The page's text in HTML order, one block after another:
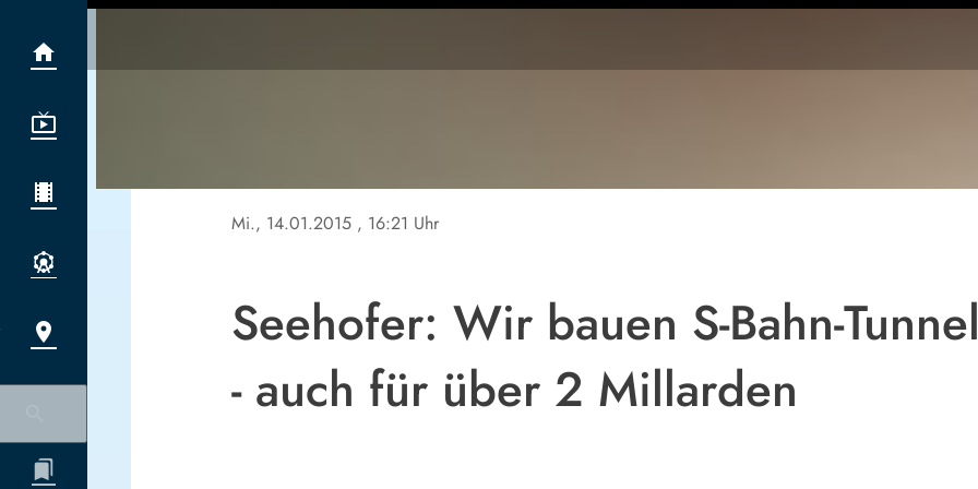
Mi., 14.01.2015 , 16:21 Uhr
Seehofer: Wir bauen S-Bahn-
- auch für über 2 Millarden